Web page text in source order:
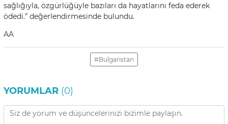
sağlığıyla, özgürlüğüyle bazıları da hayatlarını feda ederek
ödedi.” değerlendirmesinde bulundu.
AA
#Bulgaristan
YORUMLAR (0)